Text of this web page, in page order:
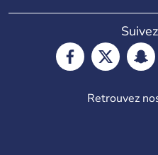
Retrouvez